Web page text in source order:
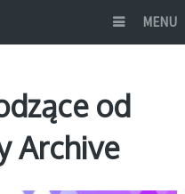
MENU
od
Archive